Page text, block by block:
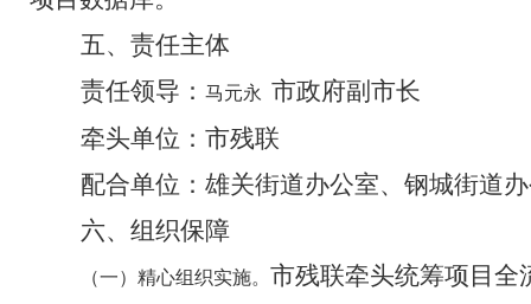
五、责任主体
责任领导： 马元永 市政府副市长
牵头单位：市残联
配合单位：雄关街道办公室、钢城街道
六、 组织保障
（一）精心组织实施。 市残联牵头统筹项目全